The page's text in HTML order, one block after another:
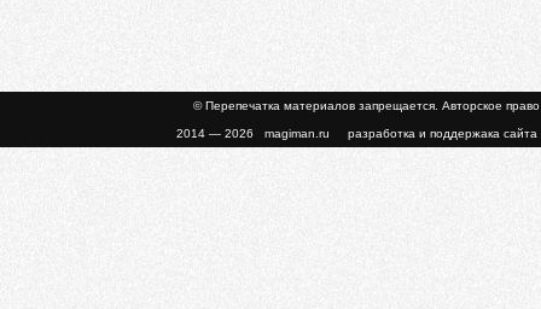
© Перепечатка материалов запрещается. Авторское
2014 — 2026 magiman.ru разработка и поддержака сайта